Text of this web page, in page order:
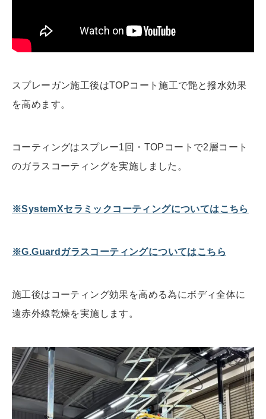
スプレーガン施工後はTOPコート施工で艶と撥水効果
を高めます。
コーティングはスプレー1回・TOPコートで2層コート
のガラスコーティングを実施しました。
※SystemXセラミックコーティングについてはこちら
※G.Guardガラスコーティングについてはこちら
施工後はコーティング効果を高める為にボディ全体に
遠赤外線乾燥を実施します。